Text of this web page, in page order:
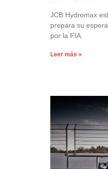
JCB Hydromax
prepara su
por la FIA.
Leer más »